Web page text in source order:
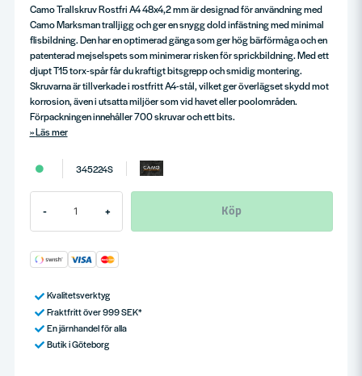
Camo Trallskruv Rostfri A4 48x4,2 mm är designad för användning med
Camo Marksman tralljigg och ger en snygg dold infästning med minimal
flisbildning. Den har en optimerad gänga som ger hög bärförmåga och en
patenterad mejselspets som minimerar risken för sprickbildning. Med ett
djupt T15 torx-spår får du kraftigt bitsgrepp och smidig montering.
Skruvarna är tillverkade i rostfritt A4-stål, vilket ger överlägset skydd mot
korrosion, även i utsatta miljöer som vid havet eller poolområden.
Förpackningen innehåller 700 skruvar och ett bits.
Läs mer
345224S
- + Köp
Kvalitetsverktyg
Fraktfritt över 999 SEK*
En järnhandel för alla
Butik i Göteborg